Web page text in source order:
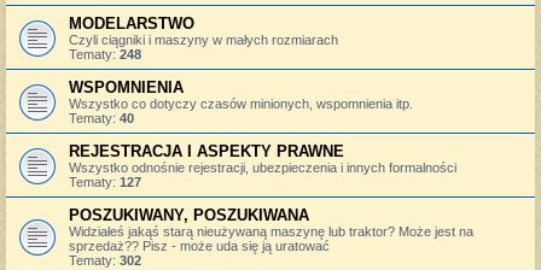
MODELARSTWO
Czyli ciągniki i maszyny w małych rozmiarach
Tematy: 248
WSPOMNIENIA
Wszystko co dotyczy czasów minionych, wspomnienia itp.
Tematy: 40
REJESTRACJA I ASPEKTY PRAWNE
Wszystko odnośnie rejestracji, ubezpieczenia i innych formalności
Tematy: 127
POSZUKIWANY, POSZUKIWANA
Widziałeś jakąś starą nieużywaną maszynę lub traktor? Może jest na
sprzedaż?? Pisz - może uda się ją uratować
Tematy: 302